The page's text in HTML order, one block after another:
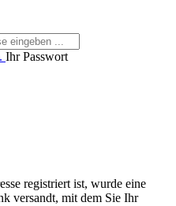
Ihr Passwort
registriert ist, wurde eine
versandt, mit dem Sie Ihr